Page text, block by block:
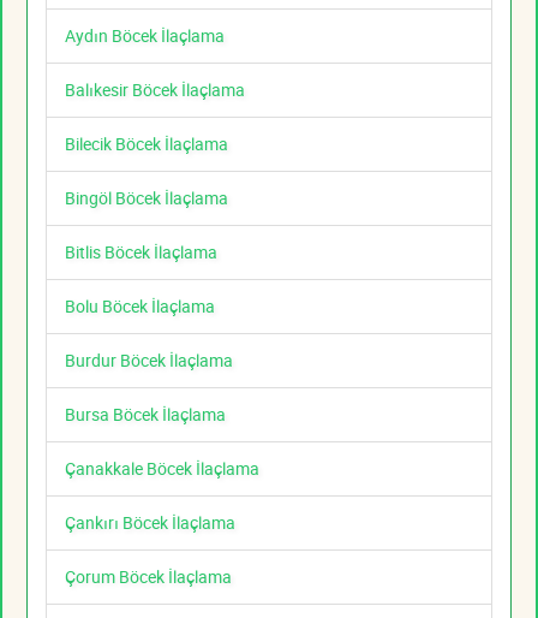
Aydın Böcek İlaçlama
Balıkesir Böcek İlaçlama
Bilecik Böcek İlaçlama
Bingöl Böcek İlaçlama
Bitlis Böcek İlaçlama
Bolu Böcek İlaçlama
Burdur Böcek İlaçlama
Bursa Böcek İlaçlama
Çanakkale Böcek İlaçlama
Çankırı Böcek İlaçlama
Çorum Böcek İlaçlama